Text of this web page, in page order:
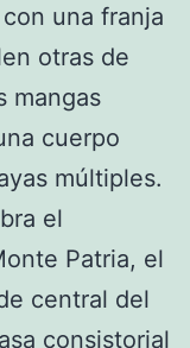
una franja
otras de
mangas
cuerpo
múltiples.
el
Patria, el
central del
consistorial